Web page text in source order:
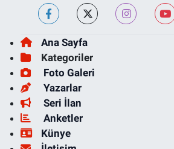
Ana Sayfa
Kategoriler
Foto Galeri
Yazarlar
Seri İlan
Anketler
Künye